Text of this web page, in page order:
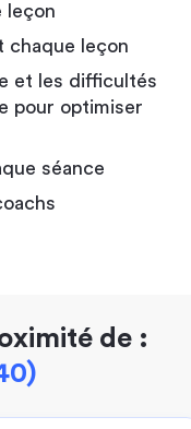
leçon
chaque leçon
et les difficultés
pour optimiser
séance
de :